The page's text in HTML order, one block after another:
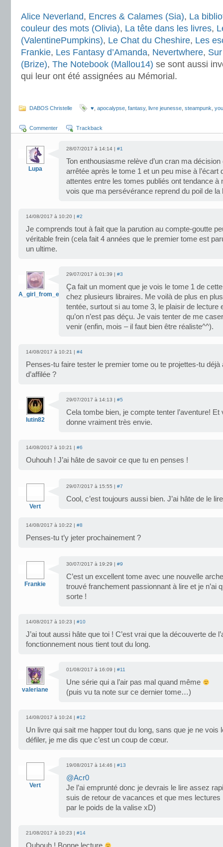
Alice Neverland, Encres & Calames (Sia), La
couleur des mots (Olivia), La tête dans les livres,
(ValentinePumpkins), Le Chat du Cheshire, Les
Frankie, Les Fantasy d’Amanda, Nevertwhere,
(Brize), The Notebook (Mallou14) se sont aussi
qui leur ont été assignées au Mémorial.
DABOS Christelle ♥ apocalypse fantasy, livre jeunesse steampunk
Commenter Trackback
Lupa
28/07/2017 à 14:14 | #1
Ton enthousiasme relève d’un cran ma
arrêtée après le tome 1 et un peu mise à l’écart
attentes entre les tomes publiés ont tendance à
vois que ma persévérance reprend du poil de
14/08/2017 à 10:20 | #2
Je comprends tout à fait que la parution au compte-goutte
véritable frein (cela fait 4 années que le premier tome est
un ultime.
A_girl_from_earth
29/07/2017 à 01:39 | #3
Ça fait un moment que je vois le tome 1 de
chez plusieurs libraires. Me voilà de plus en
tentée, surtout si au tome 3, le plaisir de lecture
qu’on n’est pas déçu. Je vais tenter de me
venir (enfin, mois – il faut bien être réaliste^^).
14/08/2017 à 10:21 | #4
Penses-tu faire tester le premier tome ou te projettes-tu déjà
d’affilée ?
lutin82
29/07/2017 à 14:13 | #5
Cela tombe bien, je compte tenter l’aventure!
donne vraiment très envie.
14/08/2017 à 10:21 | #6
Ouhouh ! J’ai hâte de savoir ce que tu en penses !
Vert
29/07/2017 à 15:55 | #7
Cool, c’est toujours aussi bien. J’ai hâte de le
14/08/2017 à 10:22 | #8
Penses-tu t’y jeter prochainement ?
Frankie
30/07/2017 à 19:29 | #9
C’est un excellent tome avec une nouvelle
trouvé franchement passionnant à lire et je n’ai
sorte !
14/08/2017 à 10:23 | #10
J’ai tout aussi hâte que toi ! C’est vrai que la découverte de
fonctionnement nous tient tout du long.
valeriane
01/08/2017 à 16:09 | #11
Une série qui a l’air pas mal quand même
(puis vu ta note sur ce dernier tome…)
14/08/2017 à 10:24 | #12
Un livre qui sait me happer tout du long, sans que je ne vois
défiler, je me dis que c’est un coup de cœur.
Vert
19/08/2017 à 14:46 | #13
@Acr0
Je l’ai emprunté donc je devrais le lire assez
suis de retour de vacances et que mes
par le poids de la valise xD)
21/08/2017 à 10:23 | #14